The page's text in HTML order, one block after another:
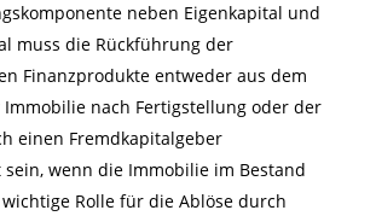
neben Eigenkapital und
muss die Rückführung der
Finanzprodukte entweder aus dem
Immobilie nach Fertigstellung oder der
einen Fremdkapitalgeber
sein, wenn die Immobilie im Bestand
Rolle für die Ablöse durch